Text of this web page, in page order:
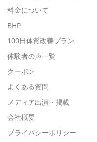
料金について
BHP
100日体質改善プラン
体験者の声一覧
クーポン
よくある質問
メディア出演・掲載
会社概要
プライバシーポリシー